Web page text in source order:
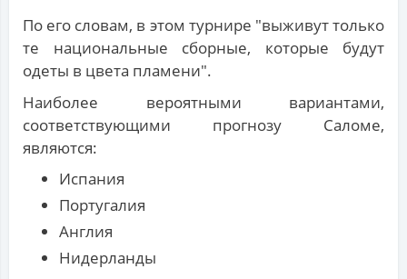
По его словам, в этом турнире "выживут только
те национальные сборные, которые будут
одеты в цвета пламени".
Наиболее вероятными вариантами,
соответствующими прогнозу Саломе,
являются:
Испания
Португалия
Англия
Нидерланды